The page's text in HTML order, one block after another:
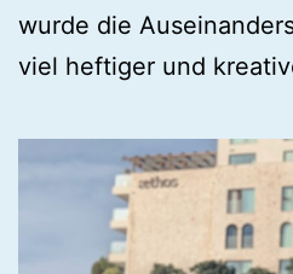
wurde die
viel heftiger und